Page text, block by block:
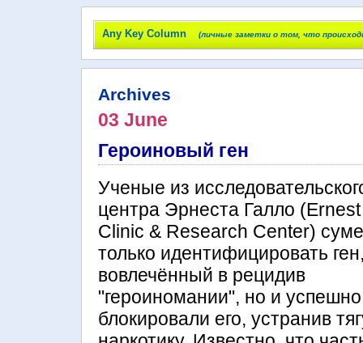
Any Key Column (личные заметки о том, что
Archives
03 June
Героиновый ген
Ученые из
центра Эрнеста Галло
Clinic & Research Center)
только идентифицировать
вовлечённый в рецидив
"героиномании", но и успешно
блокировали его, устранив